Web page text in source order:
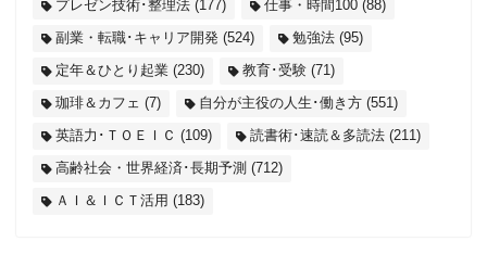
プレゼン技術･整理法 (177) 仕事・時間100 (88)
副業・転職･キャリア開発 (524) 勉強法 (95)
定年＆ひとり起業 (230) 教育･受験 (71)
珈琲＆カフェ (7) 自分が主役の人生･働き方 (551)
英語力･ＴＯＥＩＣ (109) 読書術･速読＆多読法 (211)
高齢社会・世界経済･長期予測 (712)
ＡＩ＆ＩＣＴ活用 (183)